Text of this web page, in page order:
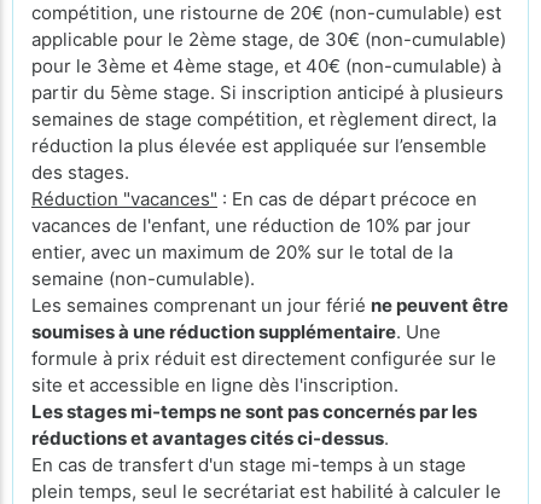
compétition, une ristourne de 20€ (non-cumulable) est
applicable pour le 2ème stage, de 30€ (non-cumulable)
pour le 3ème et 4ème stage, et 40€ (non-cumulable) à
partir du 5ème stage. Si inscription anticipé à plusieurs
semaines de stage compétition, et règlement direct, la
réduction la plus élevée est appliquée sur l’ensemble
des stages.
Réduction "vacances" : En cas de départ précoce en
vacances de l'enfant, une réduction de 10% par jour
entier, avec un maximum de 20% sur le total de la
semaine (non-cumulable).
Les semaines comprenant un jour férié ne peuvent être
soumises à une réduction supplémentaire. Une
formule à prix réduit est directement configurée sur le
site et accessible en ligne dès l'inscription.
Les stages mi-temps ne sont pas concernés par les
réductions et avantages cités ci-dessus.
En cas de transfert d'un stage mi-temps à un stage
plein temps, seul le secrétariat est habilité à calculer le